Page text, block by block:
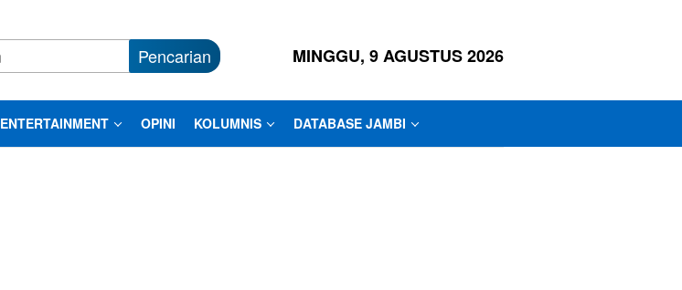
Pencarian MINGGU, 9 AGUSTUS 2026
ENTERTAINMENT OPINI KOLUMNIS DATABASE JAMBI